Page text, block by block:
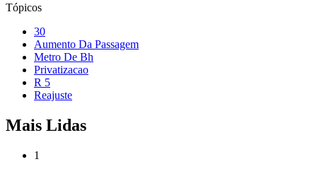
Tópicos
30
Aumento Da Passagem
Metro De Bh
Privatizacao
R 5
Reajuste
Mais Lidas
1